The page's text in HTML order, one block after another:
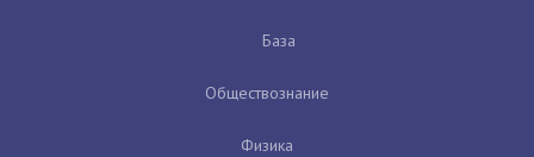
База
Обществознание
Физика